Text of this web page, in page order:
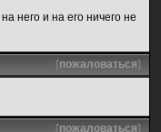
него и на его ничего не
[пожаловаться]
[пожаловаться]